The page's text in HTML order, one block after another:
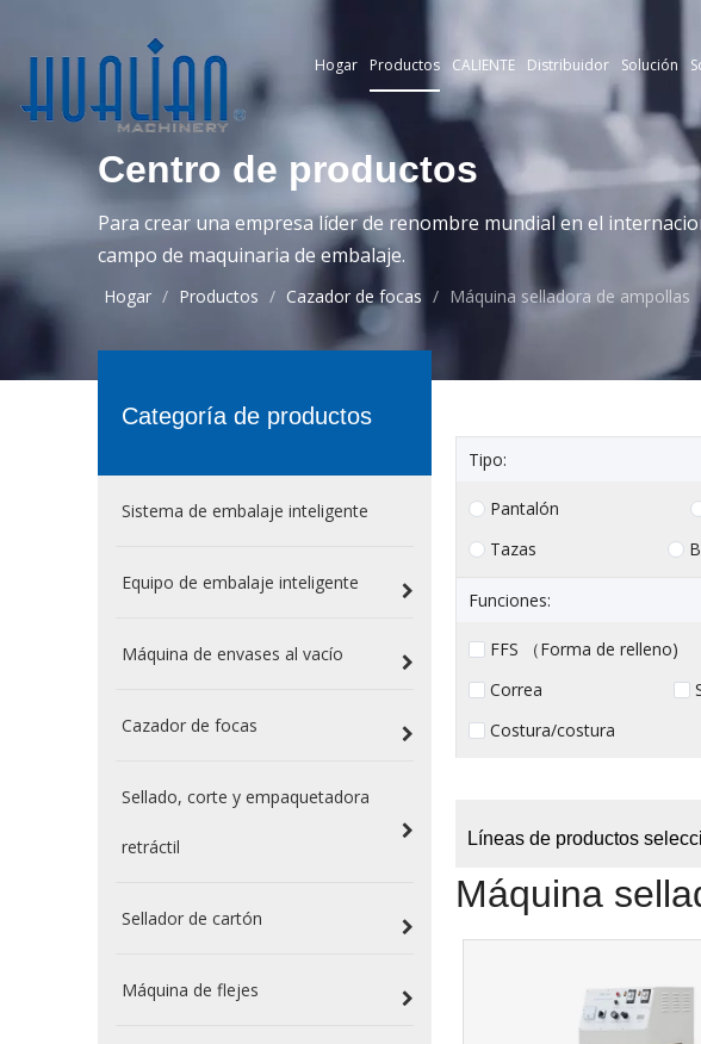
Hogar Productos CALIENTE Distribuidor Solución
Centro de productos
Para crear una empresa líder de renombre mundial en el
campo de maquinaria de embalaje.
Hogar / Productos / Cazador de focas / Máquina selladora de ampollas
Categoría de productos
Sistema de embalaje inteligente
Equipo de embalaje inteligente
Máquina de envases al vacío
Cazador de focas
Sellado, corte y empaquetadora
retráctil
Sellador de cartón
Máquina de flejes
Tipo:
Pantalón
Tazas
Funciones:
FFS （Forma de relleno)
Correa
Costura/costura
Líneas de productos
Máquina